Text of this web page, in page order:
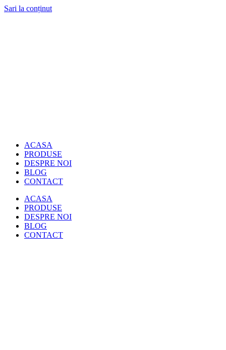
Sari la conținut
ACASA
PRODUSE
DESPRE NOI
BLOG
CONTACT
ACASA
PRODUSE
DESPRE NOI
BLOG
CONTACT